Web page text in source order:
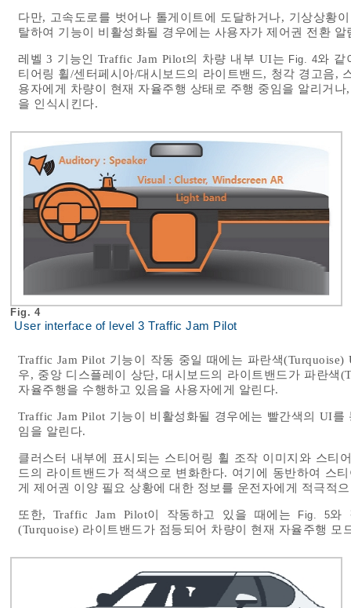
다만, 고속도로를 벗어나 톨게이트에 도달하거나, 기상상황
탈하여 기능이 비활성화될 경우에는 사용자가 제어권 전환
레벨 3 기능인 Traffic Jam Pilot의 차량 내부 UI는 Fig. 4와 같
티어링 휠/센터페시아/대시보드의 라이트밴드, 청각 경고음,
용자에게 차량이 현재 자율주행 상태로 주행 중임을 알리거
을 인식시킨다.
Fig. 4
User interface of level 3 Traffic Jam Pilot
Traffic Jam Pilot 기능이 작동 중일 때에는 파란색
우, 중앙 디스플레이 상단, 대시보드의 라이트밴드가 파란색
자율주행을 수행하고 있음을 사용자에게 알린다.
Traffic Jam Pilot 기능이 비활성화될 경우에는 빨간색의 UI
임을 알린다.
클러스터 내부에 표시되는 스티어링 휠 조작 이미지와 스티
드의 라이트밴드가 적색으로 변화한다. 여기에 동반하여 스
게 제어권 이양 필요 상황에 대한 정보를 운전자에게 적극적
또한, Traffic Jam Pilot이 작동하고 있을 때에는 Fig. 5와
(Turquoise) 라이트밴드가 점등되어 차량이 현재 자율주행 모